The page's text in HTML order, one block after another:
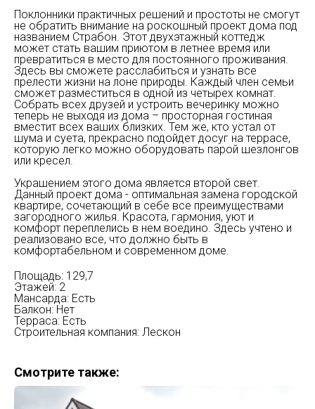
Поклонники практичных решений и простоты не смогут
не обратить внимание на роскошный проект дома под
названием Страбон. Этот двухэтажный коттедж
может стать вашим приютом в летнее время или
превратиться в место для постоянного проживания.
Здесь вы сможете расслабиться и узнать все
прелести жизни на лоне природы. Каждый член семьи
сможет разместиться в одной из четырех комнат.
Собрать всех друзей и устроить вечеринку можно
теперь не выходя из дома – просторная гостиная
вместит всех ваших близких. Тем же, кто устал от
шума и суета, прекрасно подойдет досуг на террасе,
которую легко можно оборудовать парой шезлонгов
или кресел.
Украшением этого дома является второй свет.
Данный проект дома - оптимальная замена городской
квартире, сочетающий в себе все преимуществами
загородного жилья. Красота, гармония, уют и
комфорт переплелись в нем воедино. Здесь учтено и
реализовано все, что должно быть в
комфортабельном и современном доме.
Площадь: 129,7
Этажей: 2
Мансарда: Есть
Балкон: Нет
Терраса: Есть
Строительная компания: Лескон
Смотрите также: